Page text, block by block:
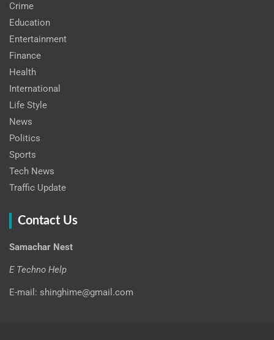
Crime
Education
Entertainment
Finance
Health
International
Life Style
News
Politics
Sports
Tech News
Traffic Update
Contact Us
Samachar Nest
E Techno Help
E-mail: shinghime@gmail.com